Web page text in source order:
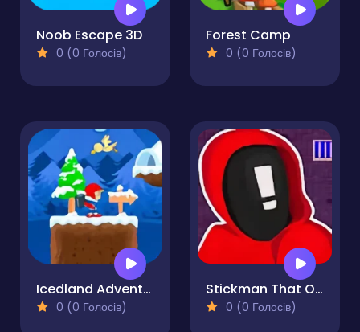
Noob Escape 3D
0 (0 Голосів)
Forest Camp
0 (0 Голосів)
Icedland Adventure
0 (0 Голосів)
Stickman That One Level
0 (0 Голосів)